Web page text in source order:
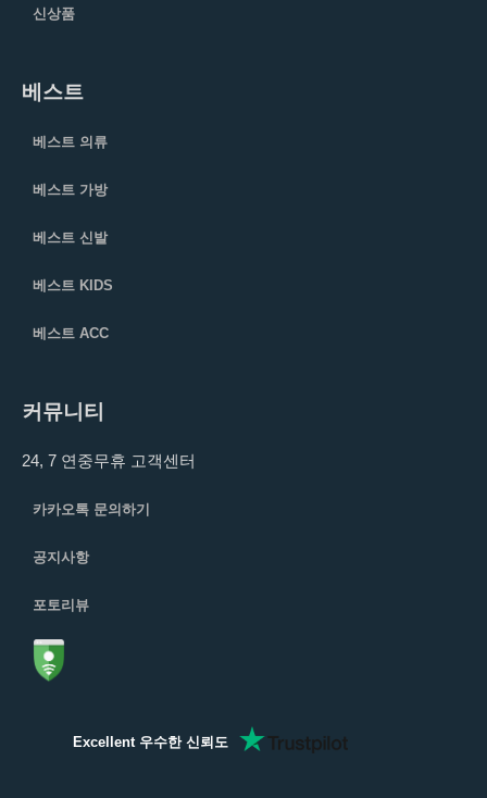
신상품
베스트
베스트 의류
베스트 가방
베스트 신발
베스트 KIDS
베스트 ACC
커뮤니티
24, 7 연중무휴 고객센터
카카오톡 문의하기
공지사항
포토리뷰
Excellent 우수한 신뢰도